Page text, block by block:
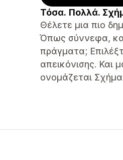
Τόσα. Πολλά.
Θέλετε μια πιο
Όπως σύννεφα,
πράγματα;
απεικόνισης. Και
ονομάζεται